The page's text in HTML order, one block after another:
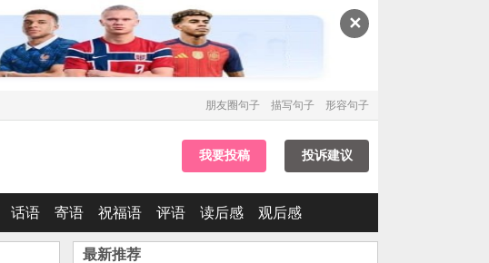
✕
形容句子
描写句子
朋友圈句子
我要投稿 投诉建议
话语 寄语 祝福语 评语 读后感 观后感
最新推荐